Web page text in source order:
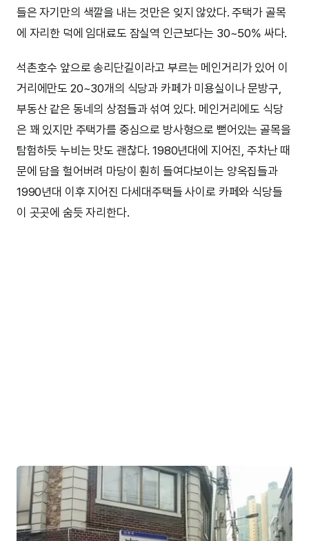
들은 자기만의 색깔을 내는 것만은 잊지 않았다. 주택가 골목
에 자리한 덕에 임대료도 잠실역 인근보다는 30~50% 싸다.
석촌호수 앞으로 송리단길이라고 부르는 메인거리가 있어 이
거리에만도 20~30개의 식당과 카페가 미용실이나 문방구,
부동산 같은 동네의 상점들과 섞여 있다. 메인거리에도 식당
은 꽤 있지만 주택가를 중심으로 방사형으로 뻗어있는 골목을
탐험하듯 누비는 맛도 괜찮다. 1980년대에 지어진, 주차난 때
문에 담을 헐어버려 마당이 훤히 들여다보이는 양옥집들과
1990년대 이후 지어진 다세대주택들 사이로 카페와 식당들
이 곳곳에 숨듯 자리한다.